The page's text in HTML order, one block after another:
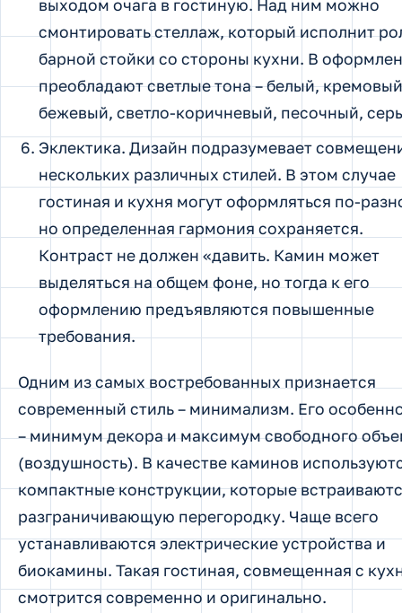
выходом очага в гостиную. Над ним можно
смонтировать стеллаж, который исполнит
барной стойки со стороны кухни. В
преобладают светлые тона – белый,
бежевый, светло-коричневый, песочный,
Эклектика. Дизайн подразумевает
нескольких различных стилей. В этом случае
гостиная и кухня могут оформляться по-
но определенная гармония сохраняется.
Контраст не должен «давить. Камин может
выделяться на общем фоне, но тогда к его
оформлению предъявляются повышенные
требования.
Одним из самых востребованных признается
современный стиль – минимализм. Его
– минимум декора и максимум свободного
(воздушность). В качестве каминов
компактные конструкции, которые
разграничивающую перегородку. Чаще всего
устанавливаются электрические устройства и
биокамины. Такая гостиная, совмещенная с
смотрится современно и оригинально.